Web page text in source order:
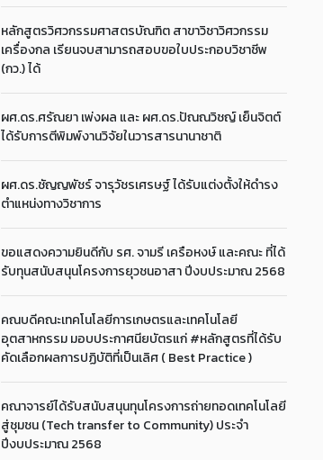
หลักสูตรวิศวกรรมศาสตรบัณฑิต สาขาวิชาวิศวกรรม
เครื่องกล เรียนจบสามารถสอบขอใบประกอบวิชาชีพ
(กว.) ได้
ผศ.ดร.ศรัณยา เพ่งผล และ ผศ.ดร.ปัณณวิชญ์ เย็นจิตต์
ได้รับการตีพิมพ์งานวิจัยในวารสารนานาชาติ
ผศ.ดร.ชัญญพัชร์ จารุวัชรเศรษฐ์ ได้รับแต่งตั้งให้ดำรง
ตำแหน่งทางวิชาการ
ขอแสดงความยินดีกับ รศ. จามรี เครือหงษ์ และคณะ ที่ได้
รับทุนสนับสนุนโครงการยุวชนอาสา ปีงบประมาณ 2568
คณบดีคณะเทคโนโลยีการเกษตรและเทคโนโลยี
อุตสาหกรรม มอบประกาศนียบัตรแก่ #หลักสูตรที่ได้รับ
คัดเลือกผลการปฏิบัติที่เป็นเลิศ ( Best Practice )
คณาจารย์ได้รับสนับสนุนทุนโครงการถ่ายทอดเทคโนโลยี
สู่ชุมชน (Tech transfer to Community) ประจำ
ปีงบประมาณ 2568